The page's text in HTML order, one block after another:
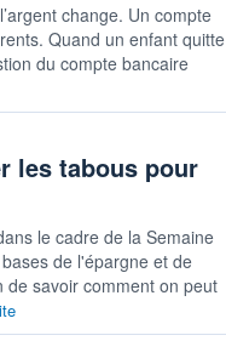
change. Un compte
Quand un enfant quitte
du compte bancaire
les tabous pour
le cadre de la Semaine
de l'épargne et de
de savoir comment on peut